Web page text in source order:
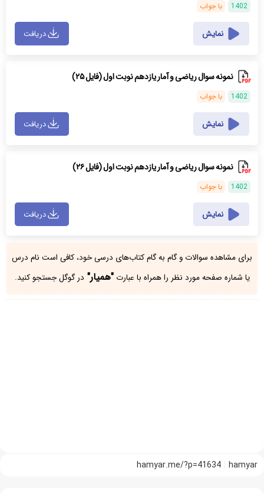
1402 با جواب
نمایش دریافت
نمونه سوال ریاضی و آمار یازدهم نوبت اول (فایل ۲۵)
1402 با جواب
نمایش دریافت
نمونه سوال ریاضی و آمار یازدهم نوبت اول (فایل ۲۶)
1402 با جواب
نمایش دریافت
برای مشاهده سوالات و گام به گام کتاب‌های درسی خود، کافی است نام درس
یا شماره صفحه مورد نظر را همراه با عبارت"همیار" در گوگل جستجو کنید.
hamyar
hamyar.me/?p=41634